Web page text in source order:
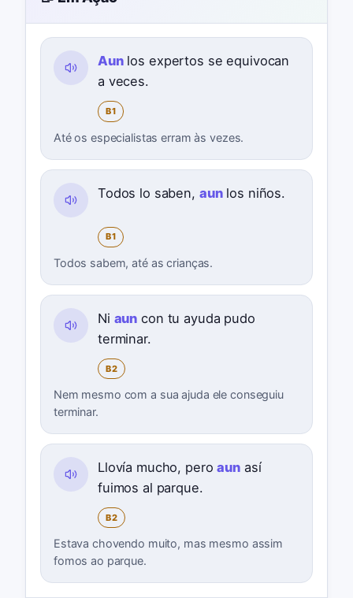
Aunlos expertos se equivocan
a veces.
B1
Até os especialistas erram às vezes.
Todos lo saben, aunlos niños.
B1
Todos sabem, até as crianças.
Ni aun con tu ayuda pudo
terminar.
B2
Nem mesmo com a sua ajuda ele conseguiu
terminar.
Llovía mucho, peroaun así
fuimos al parque.
B2
Estava chovendo muito, mas mesmo assim
fomos ao parque.